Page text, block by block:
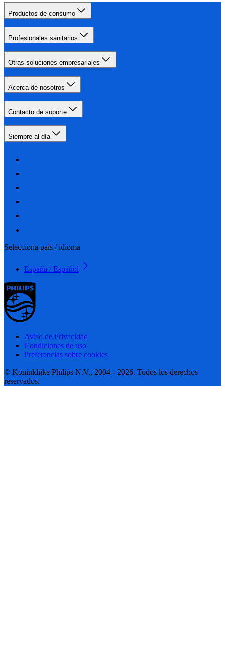
Productos de consumo
Profesionales sanitarios
Otras soluciones empresariales
Acerca de nosotros
Contacto de soporte
Siempre al día
Selecciona país / idioma
España / Español
Aviso de Privacidad
Condiciones de uso
Preferencias sobre cookies
© Koninklijke Philips N.V., 2004 - 2026. Todos los derechos
reservados.